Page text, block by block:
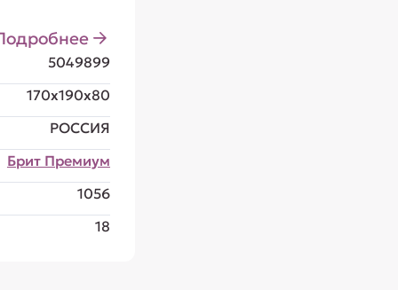
5049899
170x190x80
РОССИЯ
Брит Премиум
1056
18